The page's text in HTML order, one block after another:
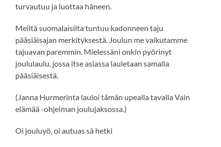
turvautuu ja luottaa häneen.
Meiltä suomalaisilta tuntuu kadonneen taju
pääsiäisajan merkityksestä. Joulun me vaikutamme
tajuavan paremmin. Mielessäni onkin pyörinyt
joululaulu, jossa itse asiassa lauletaan samalla
pääsiäisestä.
(Janna Hurmerinta lauloi tämän upealla tavalla Vain
elämää -ohjelman joulujaksossa.)
Oi jouluyö, oi autuas sä hetki